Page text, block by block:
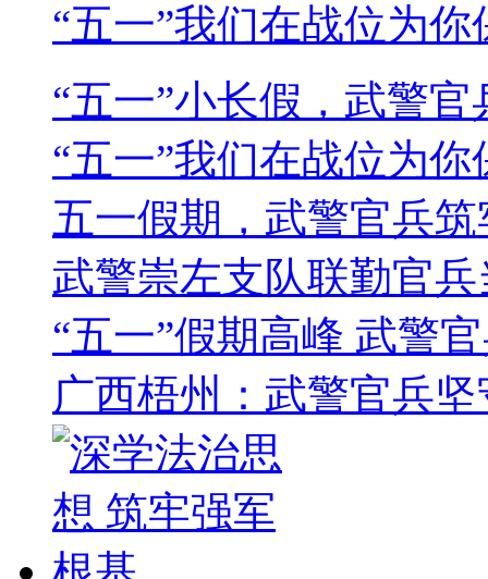
“五一”我们在战位为你
“五一”小长假，武警
“五一”我们在战位为你
五一假期，武警官兵
武警崇左支队联勤官兵
“五一”假期高峰 武警
广西梧州：武警官兵